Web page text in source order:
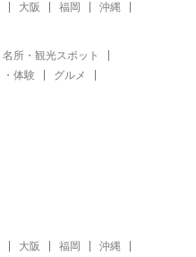
大阪 福岡 沖縄
名所・観光スポット
・体験
グルメ
大阪 福岡 沖縄